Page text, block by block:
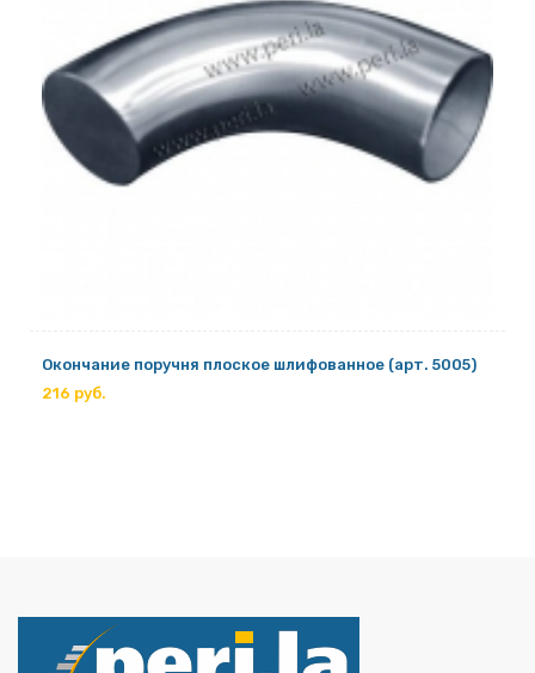
Окончание поручня плоское шлифованное (арт. 5005)
216 руб.